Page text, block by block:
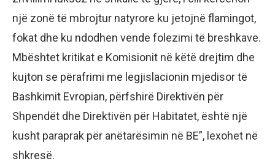
një zonë të mbrojtur natyrore ku jetojnë flamingot,
fokat dhe ku ndodhen vende folezimi të breshkave.
Mbështet kritikat e Komisionit në këtë drejtim dhe
kujton se përafrimi me legjislacionin mjedisor të
Bashkimit Evropian, përfshirë Direktivën për
Shpendët dhe Direktivën për Habitatet, është një
kusht paraprak për anëtarësimin në BE”, lexohet në
shkresë.